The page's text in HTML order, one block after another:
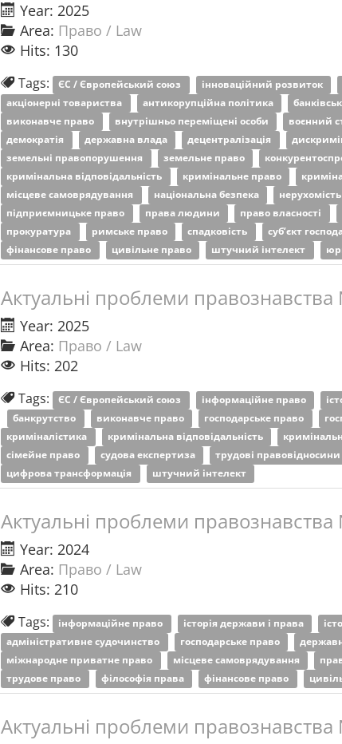
Year: 2025
Area: Право / Law
Hits: 130
Tags: ЄС / Європейський союз інноваційний розвиток
акціонерні товариства
антикорупційна політика
виконавче право
внутрішньо переміщені особи воєнний
демократія
державна влада децентралізація
земельні правопорушення
земельне право
кримінальна відповідальність
кримінальне право
місцеве самоврядування
національна безпека нерухомість
підприємницьке право
права людини право власності
прокуратура
римське право спадковість суб’єкт
фінансове право
цивільне право штучний інтелект
Актуальні проблеми правознавства
Year: 2025
Area: Право / Law
Hits: 202
Tags: ЄС / Європейський союз інформаційне право
банкрутство
виконавче право господарське право
криміналістика
кримінальна відповідальність
сімейне право
судова експертиза трудові правовідносини
цифрова трансформація
штучний інтелект
Актуальні проблеми
Year: 2024
Area: Право / Law
Hits: 210
Tags: інформаційне право історія держави і права
адміністративне судочинство
господарське право
міжнародне приватне право
місцеве самоврядування
трудове право
філософія права фінансове право
Актуальні проблеми